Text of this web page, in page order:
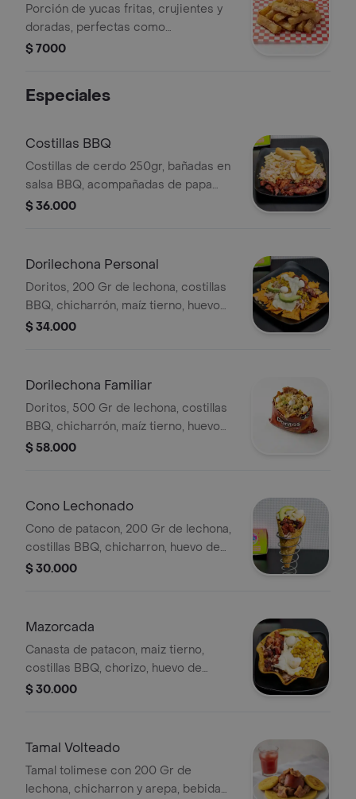
Porción de yucas fritas, crujientes y
doradas, perfectas como
acompañamiento.
$ 7000
Especiales
Costillas BBQ
Costillas de cerdo 250gr, bañadas en
salsa BBQ, acompañadas de papa
francesa, yuca frita y lechona, bebida
$ 36.000
Dorilechona Personal
Doritos, 200 Gr de lechona, costillas
BBQ, chicharrón, maíz tierno, huevo
de codorniz, queso, aguacate, pico de
$ 34.000
Dorilechona Familiar
Doritos, 500 Gr de lechona, costillas
BBQ, chicharrón, maíz tierno, huevo
de codorniz, queso, aguacate, pico de
$ 58.000
Cono Lechonado
Cono de patacon, 200 Gr de lechona,
costillas BBQ, chicharron, huevo de
codorniz, queso, salsa guacamole,
$ 30.000
Mazorcada
Canasta de patacon, maiz tierno,
costillas BBQ, chorizo, huevo de
codorniz, queso, aguacate, papa chip
$ 30.000
Tamal Volteado
Tamal tolimese con 200 Gr de
lechona, chicharron y arepa, bebida